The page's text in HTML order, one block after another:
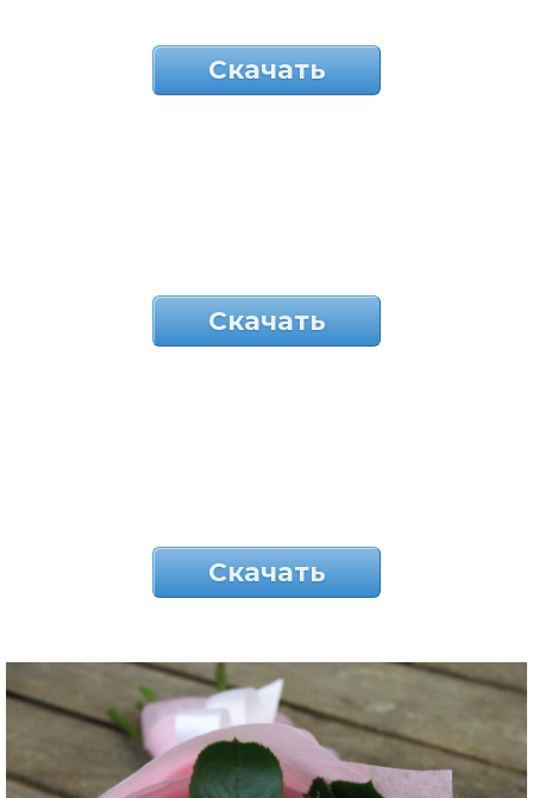
Скачать
Скачать
Скачать